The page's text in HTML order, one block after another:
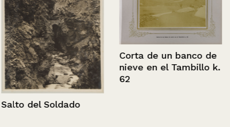
Salto del Soldado
Corta de un banco de
nieve en el Tambillo k.
62